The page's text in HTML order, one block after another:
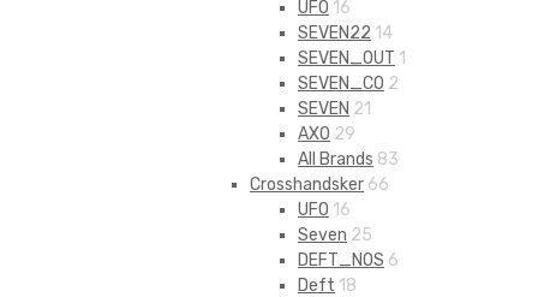
UFO 16
SEVEN22 14
SEVEN_OUT 1
SEVEN_CO 2
SEVEN 21
AXO 29
All Brands 83
Crosshandsker 66
UFO 16
Seven 25
DEFT_NOS 6
Deft 18